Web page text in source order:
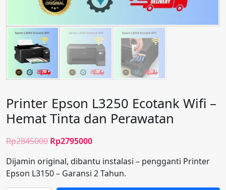
Printer Epson L3250 Ecotank Wifi –
Hemat Tinta dan Perawatan
Rp2845000 Original
was:
Rp2845000.
Rp2795000Current
is:
Rp2795000.
Dijamin original, dibantu instalasi – pengganti Printer
Epson L3150 – Garansi 2 Tahun.